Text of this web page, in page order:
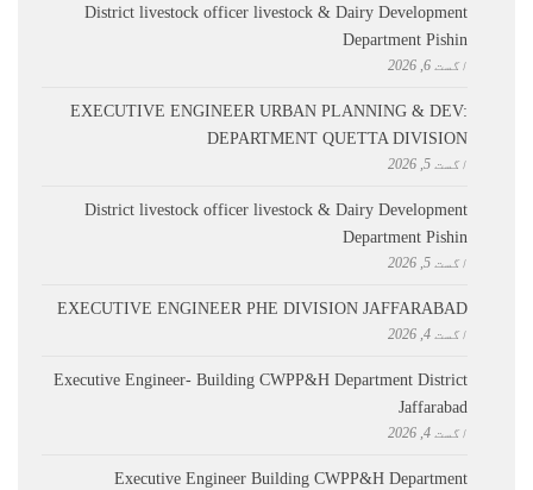
District livestock officer livestock & Dairy Development
Department Pishin
اگست 6, 2026
EXECUTIVE ENGINEER URBAN PLANNING & DEV:
DEPARTMENT QUETTA DIVISION
اگست 5, 2026
District livestock officer livestock & Dairy Development
Department Pishin
اگست 5, 2026
EXECUTIVE ENGINEER PHE DIVISION JAFFARABAD
اگست 4, 2026
Executive Engineer- Building CWPP&H Department District
Jaffarabad
اگست 4, 2026
Executive Engineer Building CWPP&H Department